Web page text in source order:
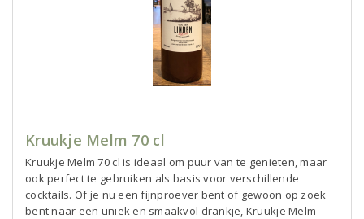
Kruukje Melm 70 cl
Kruukje Melm 70 cl is ideaal om puur van te genieten, maar
ook perfect te gebruiken als basis voor verschillende
cocktails. Of je nu een fijnproever bent of gewoon op zoek
bent naar een uniek en smaakvol drankje, Kruukje Melm